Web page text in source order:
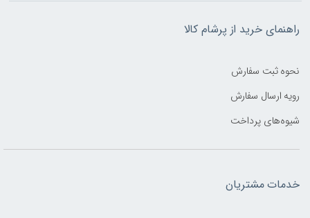
راهنمای خرید از پرشام کالا
نحوه ثبت سفارش
رویه ارسال سفارش
شیوه‌های پرداخت
خدمات مشتریان